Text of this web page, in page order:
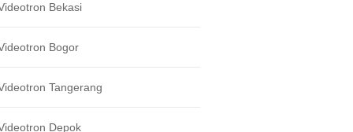
Bekasi
Bogor
Tangerang
Depok